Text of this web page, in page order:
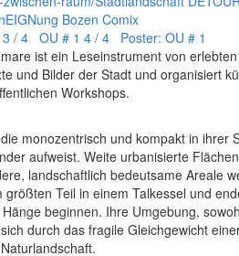
Bozen Comix
3 / 4 OU # 1 4 / 4 Poster: OU # 1
ist ein Leseinstrument von
und Bilder der Stadt und organisiert
Workshops.
monozentrisch und kompakt in ihrer
aufweist. Weite urbanisierte
landschaftlich bedeutsame Areale
Teil in einem Talkessel und
beginnen. Ihre Umgebung,
durch das fragile Gleichgewicht